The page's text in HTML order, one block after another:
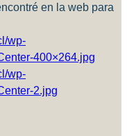
en la web para
wp-
400×264.jpg
wp-
2.jpg